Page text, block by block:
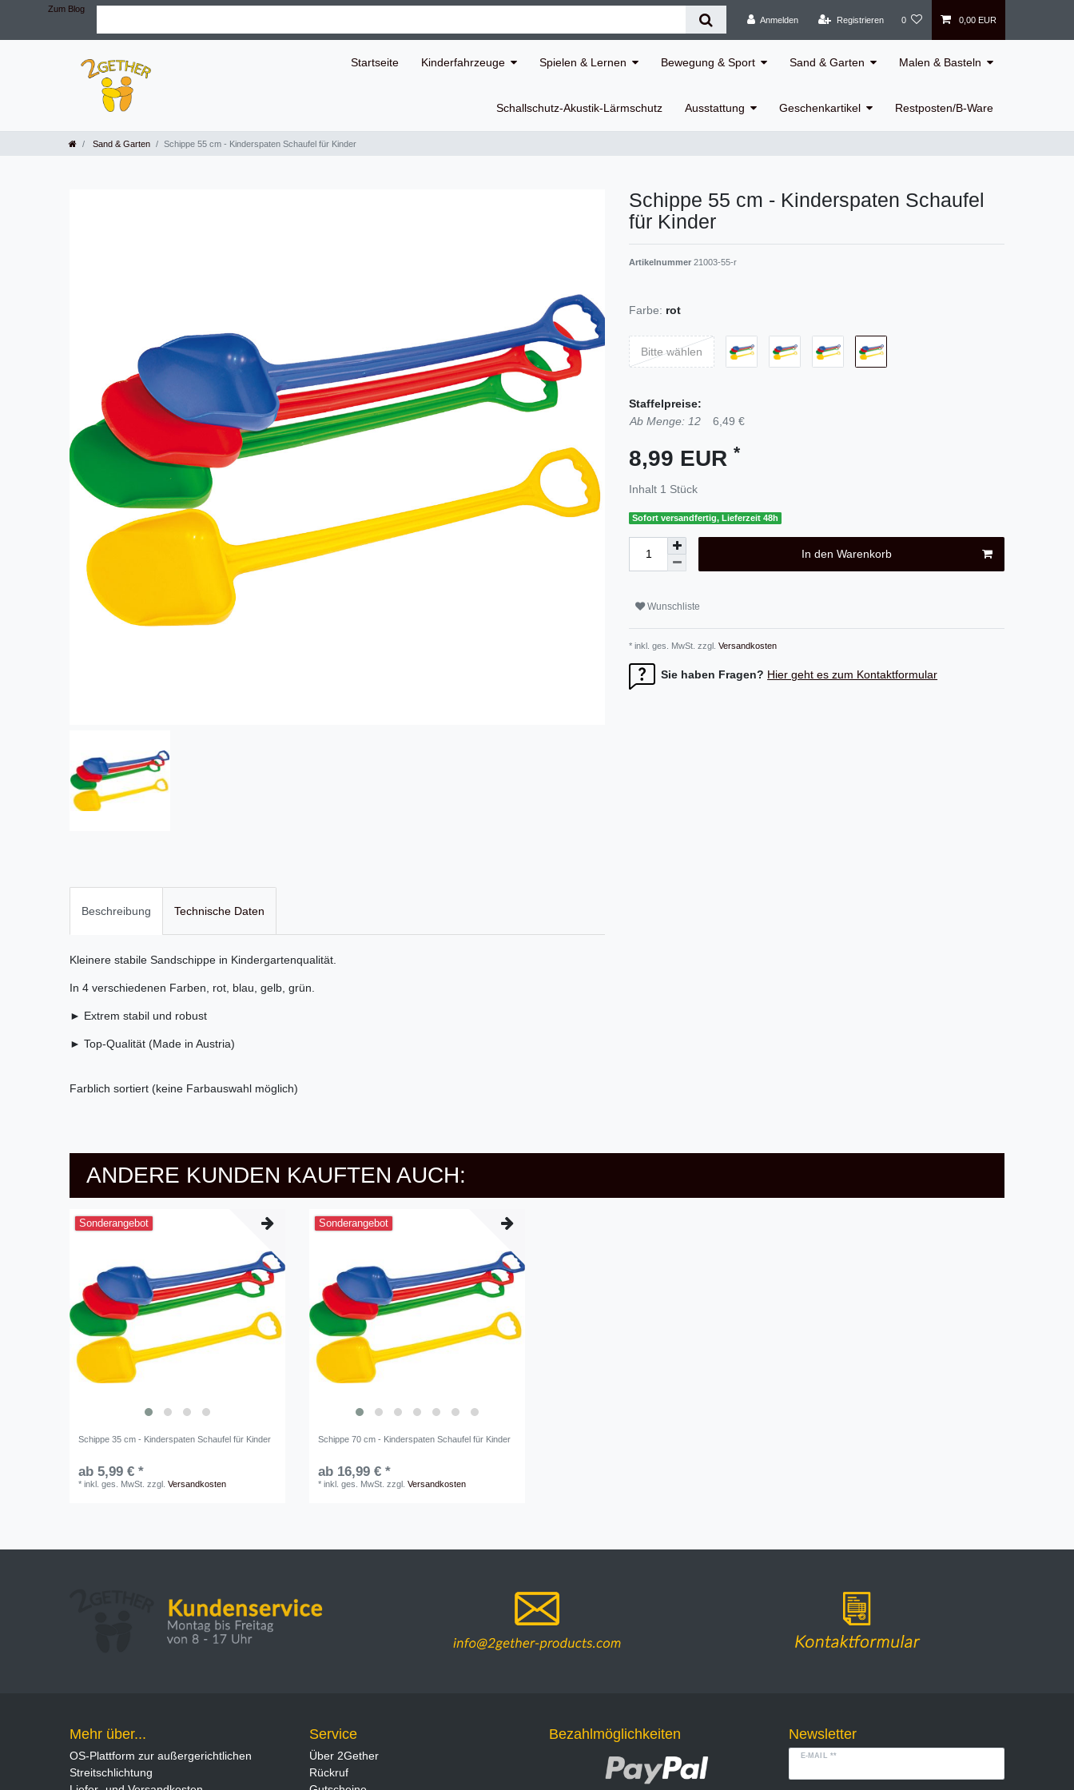
Zum Blog
Anmelden
Registrieren 0 0,00 EUR
Startseite Kinderfahrzeuge Spielen & Lernen Bewegung & Sport Sand & Garten Malen & Basteln
Schallschutz-Akustik-Lärmschutz Ausstattung Geschenkartikel Restposten/B-Ware
Sand & Garten Schippe 55 cm - Kinderspaten Schaufel für Kinder
Schippe 55 cm - Kinderspaten Schaufel
für Kinder
Artikelnummer 21003-55-r
Farbe: rot
Bitte wählen
Staffelpreise:
Ab Menge: 12
6,49 €
8,99 EUR *
Inhalt 1 Stück
Sofort versandfertig, Lieferzeit 48h
In den Warenkorb
Wunschliste
* inkl. ges. MwSt. zzgl. Versandkosten
Sie haben Fragen? Hier geht es zum Kontaktformular
Beschreibung Technische Daten
Kleinere stabile Sandschippe in Kindergartenqualität.
In 4 verschiedenen Farben, rot, blau, gelb, grün.
► Extrem stabil und robust
► Top-Qualität (Made in Austria)
Farblich sortiert (keine Farbauswahl möglich)
ANDERE KUNDEN KAUFTEN AUCH:
Sonderangebot
Schippe 35 cm - Kinderspaten Schaufel für Kinder
ab 5,99 € *
*inkl. ges. MwSt. zzgl.Versandkosten
Sonderangebot
Schippe 70 cm - Kinderspaten Schaufel für Kinder
ab 16,99 € *
*inkl. ges. MwSt. zzgl.Versandkosten
Mehr über...
OS-Plattform zur außergerichtlichen
Streitschlichtung
Service
Über 2Gether
Rückruf
Bezahlmöglichkeiten Newsletter
E-MAIL **